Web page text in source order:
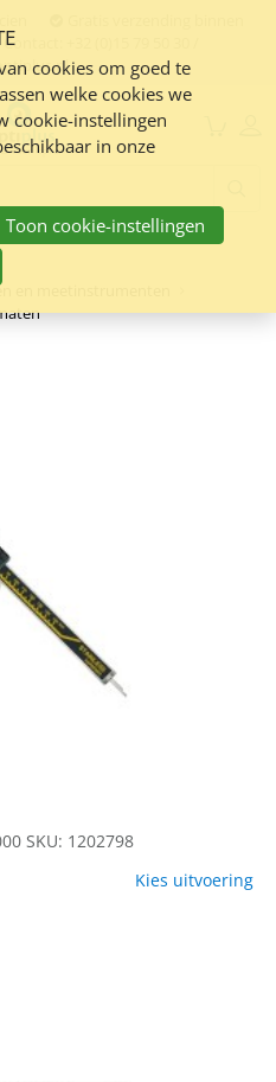
Contact:
en meetinstrumenten
SKU: 1202798
Kies uitvoering
cookies om goed te
welke cookies we
cookie-instellingen
in onze
Toon cookie-instellingen